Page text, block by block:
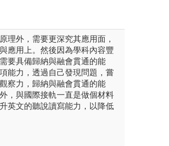
理外，需要更深究其應用面，
應用上。然後因為學科內容豐
要具備歸納與融會貫通的能
能力，透過自己發現問題，嘗
察力，歸納與融會貫通的能
，與國際接軌一直是做個材料
英文的聽說讀寫能力，以降低